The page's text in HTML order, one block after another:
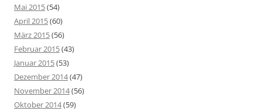
Mai 2015(54)
April 2015(60)
März 2015(56)
Februar 2015(43)
Januar 2015(53)
Dezember 2014(47)
November 2014(56)
Oktober 2014(59)